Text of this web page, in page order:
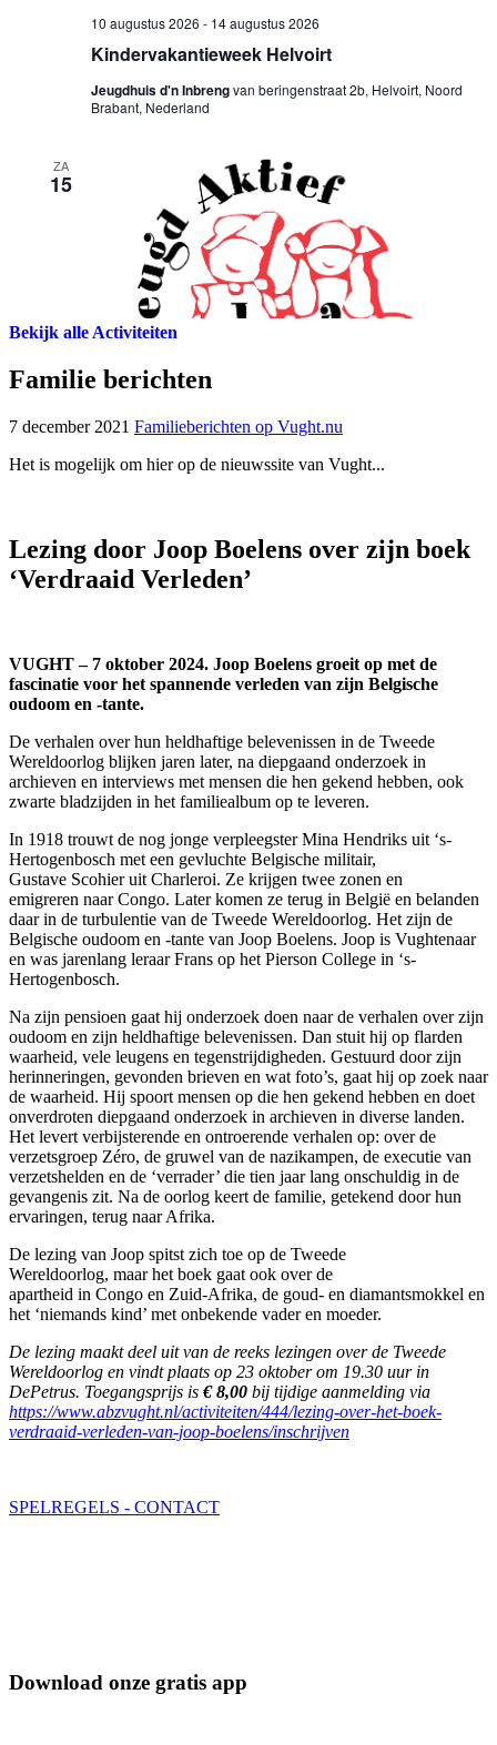
Bekijk alle Activiteiten
Familie berichten
7 december 2021 Familieberichten op Vught.nu
Het is mogelijk om hier op de nieuwssite van Vught...
Lezing door Joop Boelens over zijn boek
‘Verdraaid Verleden’
VUGHT – 7 oktober 2024. Joop Boelens groeit op met de
fascinatie voor het spannende verleden van zijn Belgische
oudoom en -tante.
De verhalen over hun heldhaftige belevenissen in de Tweede
Wereldoorlog blijken jaren later, na diepgaand onderzoek in
archieven en interviews met mensen die hen gekend hebben, ook
zwarte bladzijden in het familiealbum op te leveren.
In 1918 trouwt de nog jonge verpleegster Mina Hendriks uit ‘s-
Hertogenbosch met een gevluchte Belgische militair,
Gustave Scohier uit Charleroi. Ze krijgen twee zonen en
emigreren naar Congo. Later komen ze terug in België en belanden
daar in de turbulentie van de Tweede Wereldoorlog. Het zijn de
Belgische oudoom en -tante van Joop Boelens. Joop is Vughtenaar
en was jarenlang leraar Frans op het Pierson College in ‘s-
Hertogenbosch.
Na zijn pensioen gaat hij onderzoek doen naar de verhalen over zijn
oudoom en zijn heldhaftige belevenissen. Dan stuit hij op flarden
waarheid, vele leugens en tegenstrijdigheden. Gestuurd door zijn
herinneringen, gevonden brieven en wat foto’s, gaat hij op zoek naar
de waarheid. Hij spoort mensen op die hen gekend hebben en doet
onverdroten diepgaand onderzoek in archieven in diverse landen.
Het levert verbijsterende en ontroerende verhalen op: over de
verzetsgroep Zéro, de gruwel van de nazikampen, de executie van
verzetshelden en de ‘verrader’ die tien jaar lang onschuldig in de
gevangenis zit. Na de oorlog keert de familie, getekend door hun
ervaringen, terug naar Afrika.
De lezing van Joop spitst zich toe op de Tweede
Wereldoorlog, maar het boek gaat ook over de
apartheid in Congo en Zuid-Afrika, de goud- en diamantsmokkel en
het ‘niemands kind’ met onbekende vader en moeder.
De lezing maakt deel uit van de reeks lezingen over de Tweede
Wereldoorlog en vindt plaats op 23 oktober om 19.30 uur in
DePetrus. Toegangsprijs is € 8,00 bij tijdige aanmelding via
https://www.abzvught.nl/activiteiten/444/lezing-over-het-boek-
verdraaid-verleden-van-joop-boelens/inschrijven
SPELREGELS - CONTACT
Download onze gratis app